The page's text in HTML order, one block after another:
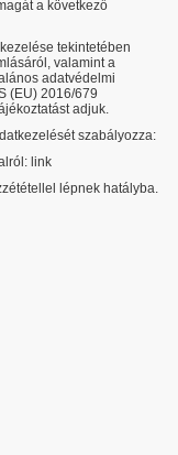
a következő
tekintetében
valamint a
adatvédelmi
(EU) 2016/679
adjuk.
szabályozza:
link
lépnek hatályba.